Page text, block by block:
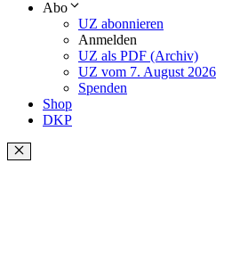
Abo
UZ abonnieren
Anmelden
UZ als PDF (Archiv)
UZ vom 7. August 2026
Spenden
Shop
DKP
Schließen